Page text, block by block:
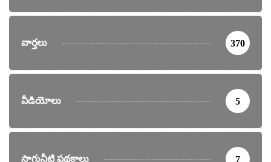
వార్తలు 370
వీడియోలు 5
సాగునీటి పథకాలు 7